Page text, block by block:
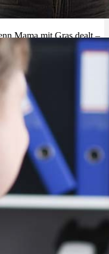
Mama mit Gras dealt –